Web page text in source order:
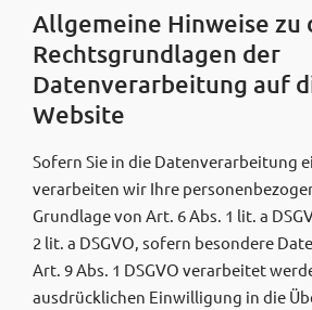
Allgemeine Hinweise zu
Rechtsgrundlagen der
Datenverarbeitung auf
Website
Sofern Sie in die Datenverarbeitung
verarbeiten wir Ihre
Grundlage von Art. 6 Abs. 1 lit. a
2 lit. a DSGVO, sofern besondere
Art. 9 Abs. 1 DSGVO verarbeitet
ausdrücklichen Einwilligung in die